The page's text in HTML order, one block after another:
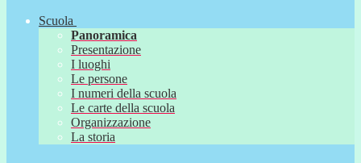
Scuola
Panoramica
Presentazione
I luoghi
Le persone
I numeri della scuola
Le carte della scuola
Organizzazione
La storia